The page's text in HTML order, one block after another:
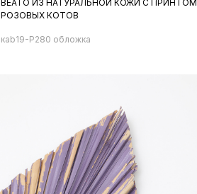
BEATO ИЗ НАТУРАЛЬНОЙ КОЖИ С ПРИНТОМ
РОЗОВЫХ КОТОВ
кab19-P280 обложка